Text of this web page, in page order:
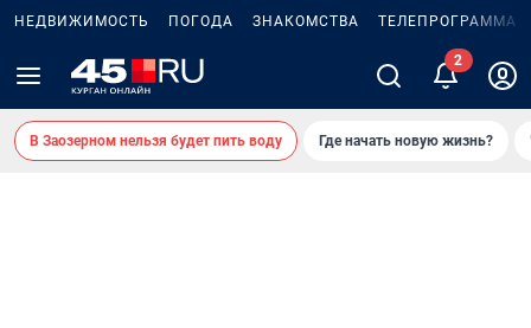
НЕДВИЖИМОСТЬ ПОГОДА ЗНАКОМСТВА ТЕЛЕПРОГРАММА
В Заозерном нельзя будет пить воду Где начать новую жизнь?